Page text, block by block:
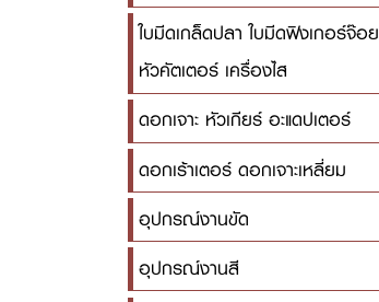
ใบมีดเกล็ดปลา ใบมีดฟิงเกอร์จ๊อย
หัวคัตเตอร์ เครื่องไส
ดอกเจาะ หัวเกียร์ อะแดปเตอร์
ดอกเร้าเตอร์ ดอกเจาะเหลี่ยม
อุปกรณ์งานขัด
อุปกรณ์งานสี